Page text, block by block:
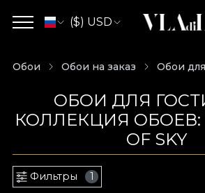
($) USD
Обои Обои на заказ Обои
ОБОИ ДЛЯ
КОЛЛЕКЦИЯ ОБОЕВ:
OF SKY
Фильтры 1